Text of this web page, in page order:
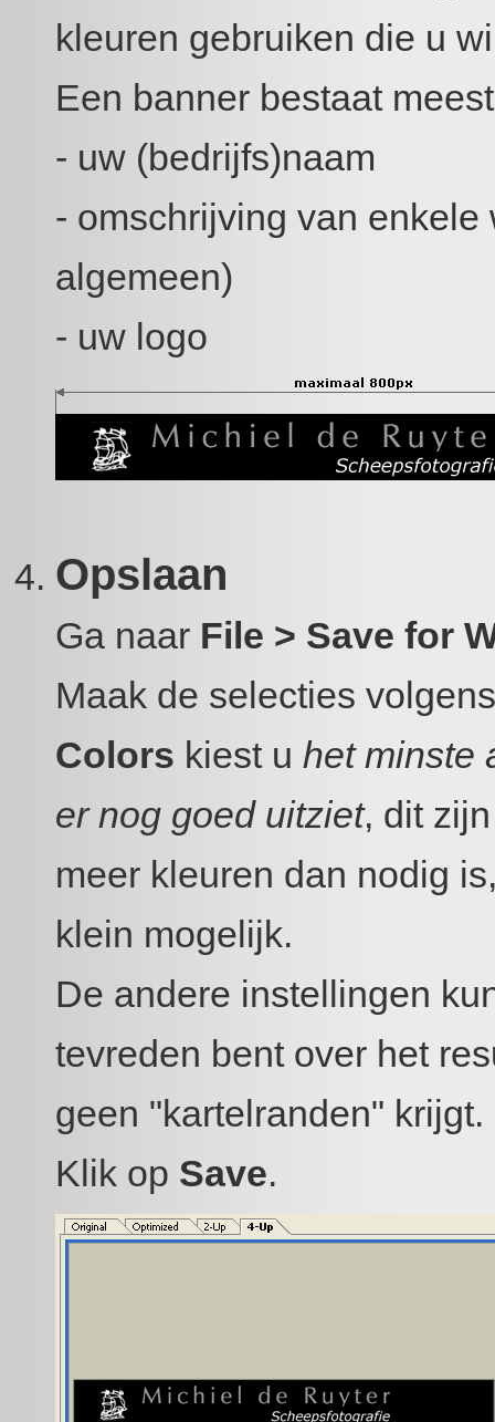
kleuren gebruiken die u
Een banner bestaat
- uw (bedrijfs)naam
- omschrijving van
algemeen)
- uw logo
Opslaan
Ga naar File > Save for
Maak de selecties
Colors kiest u het minste
er nog goed uitziet, dit
meer kleuren dan nodig
klein mogelijk.
De andere instellingen
tevreden bent over het
geen "kartelranden" krijgt.
Klik op Save.